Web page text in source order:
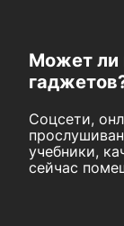
Может ли
Соцсети,
учебники,
сейчас